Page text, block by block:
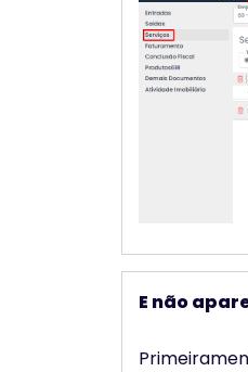
E não